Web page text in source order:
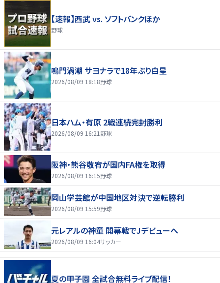
【速報】西武 vs. ソフトバンクほか
野球
鳴門渦潮 サヨナラで18年ぶり白星
2026/08/09 18:18野球
日本ハム・有原 2戦連続完封勝利
2026/08/09 16:21 野球
阪神・熊谷敬宥が国内FA権を取得
2026/08/09 16:15野球
岡山学芸館が中国地区対決で逆転勝利
2026/08/09 15:59野球
元レアルの神童 開幕戦でJデビューへ
2026/08/09 16:04サッカー
夏の甲子園 全試合無料ライブ配信！